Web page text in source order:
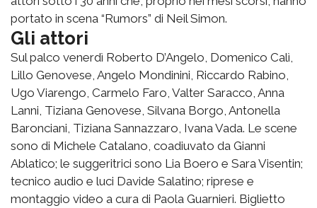
portato in scena “Rumors” di Neil Simon.
Gli attori
Sul palco venerdì Roberto D’Angelo, Domenico Calì,
Lillo Genovese, Angelo Mondinini, Riccardo Rabino,
Ugo Viarengo, Carmelo Faro, Valter Saracco, Anna
Lanni, Tiziana Genovese, Silvana Borgo, Antonella
Baronciani, Tiziana Sannazzaro, Ivana Vada. Le scene
sono di Michele Catalano, coadiuvato da Gianni
Ablatico; le suggeritrici sono Lia Boero e Sara Visentin;
tecnico audio e luci Davide Salatino; riprese e
montaggio video a cura di Paola Guarnieri. Biglietto